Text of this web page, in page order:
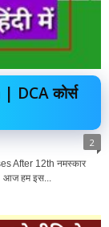
कोर्स
2
After 12th नमस्कार
आज हम इस...